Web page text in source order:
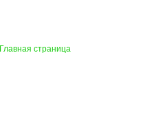
Главная страница